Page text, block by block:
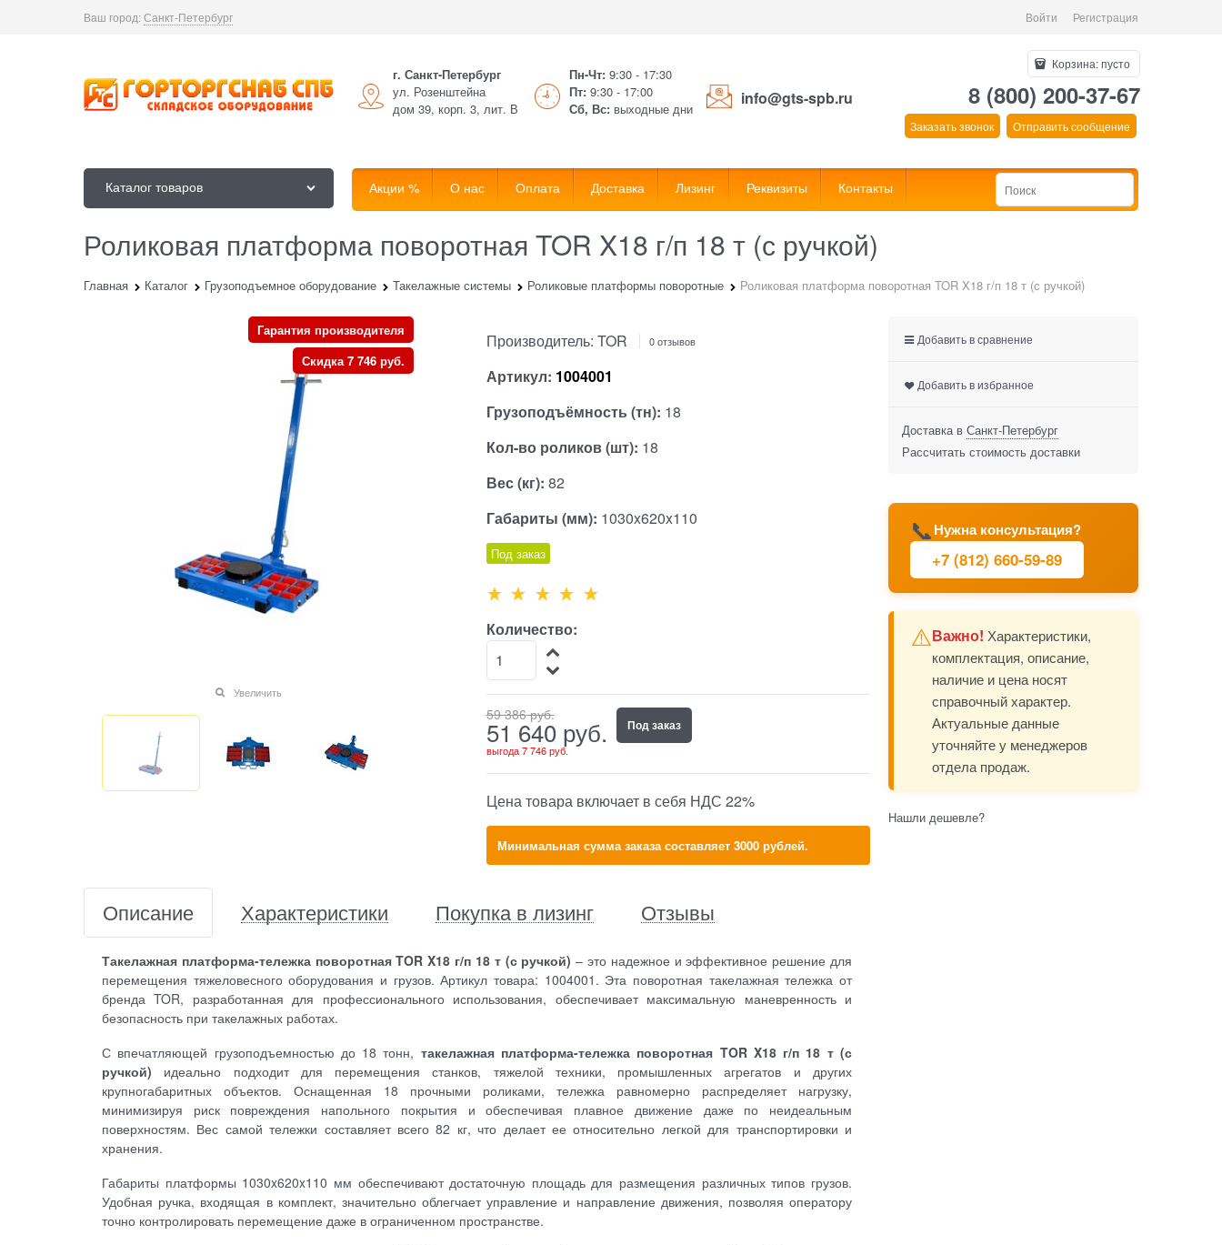
Ваш город:Санкт-Петербург Войти Регистрация
г. Санкт-Петербург
ул. Розенштейна
дом 39, корп. 3, лит. В
Пн-Чт: 9:30 - 17:30
Пт: 9:30 - 17:00
Сб, Вс: выходные дни
info@gts-spb.ru
Корзина:пусто
8 (800) 200-37-67
Заказать звонок Отправить сообщение
Каталог товаров Акции % О нас Оплата Доставка Лизинг Реквизиты Контакты
Роликовая платформа поворотная TOR X18 г/п 18 т (с ручкой)
Главная Каталог Грузоподъемное оборудование Такелажные системы Роликовые платформы поворотные Роликовая платформа поворотная TOR X18 г/п 18 т (с ручкой)
Гарантия производителя
Скидка 7 746 руб.
Увеличить
Производитель: TOR 0 отзывов
Артикул: 1004001
Грузоподъёмность (тн): 18
Кол-во роликов (шт): 18
Вес (кг): 82
Габариты (мм): 1030x620x110
Под заказ
Количество:
59 386 руб.
51 640 руб.
выгода7 746 руб.
Под заказ
Цена товара включает в себя НДС 22%
Минимальная сумма заказа составляет 3000 рублей.
Описание Характеристики Покупка в лизинг Отзывы
Такелажная платформа-тележка поворотная TOR X18 г/п 18 т (с ручкой) – это надежное и эффективное решение для
перемещения тяжеловесного оборудования и грузов. Артикул товара: 1004001. Эта поворотная такелажная тележка от
бренда TOR, разработанная для профессионального использования, обеспечивает максимальную маневренность и
безопасность при такелажных работах.
С впечатляющей грузоподъемностью до 18 тонн, такелажная платформа-тележка поворотная TOR X18 г/п 18 т (с
ручкой) идеально подходит для перемещения станков, тяжелой техники, промышленных агрегатов и других
крупногабаритных объектов. Оснащенная 18 прочными роликами, тележка равномерно распределяет нагрузку,
минимизируя риск повреждения напольного покрытия и обеспечивая плавное движение даже по неидеальным
поверхностям. Вес самой тележки составляет всего 82 кг, что делает ее относительно легкой для транспортировки и
хранения.
Габариты платформы 1030x620x110 мм обеспечивают достаточную площадь для размещения различных типов грузов.
Удобная ручка, входящая в комплект, значительно облегчает управление и направление движения, позволяя оператору
точно контролировать перемещение даже в ограниченном пространстве.
📞Нужна консультация?
+7 (812) 660-59-89
⚠️Важно! Характеристики,
комплектация, описание,
наличие и цена носят
справочный характер.
Актуальные данные
уточняйте у менеджеров
отдела продаж.
Добавить в сравнение
Добавить в избранное
Доставка в Санкт-Петербург
Рассчитать стоимость доставки
Нашли дешевле?